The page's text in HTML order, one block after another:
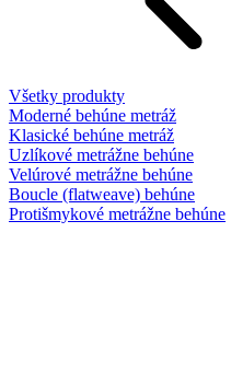
Všetky produkty
Moderné behúne metráž
Klasické behúne metráž
Uzlíkové metrážne behúne
Velúrové metrážne behúne
Boucle (flatweave) behúne
Protišmykové metrážne behúne